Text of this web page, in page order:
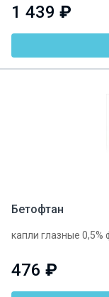
1 439 ₽
Бетофтан
капли глазные
476 ₽